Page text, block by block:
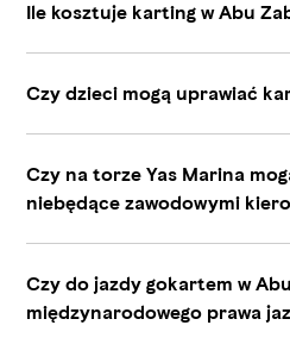
Ile kosztuje karting w Abu
Czy dzieci mogą uprawiać
Czy na torze Yas Marina
niebędące zawodowymi
Czy do jazdy gokartem w
międzynarodowego prawa
Your Privacy Choices
Notice at collection